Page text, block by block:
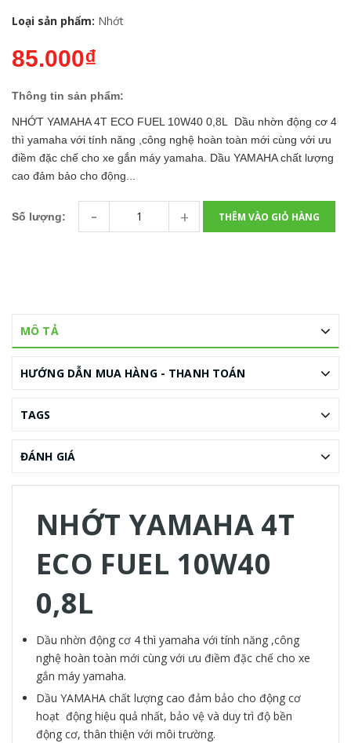
Loại sản phẩm: Nhớt
85.000₫
Thông tin sản phẩm:
NHỚT YAMAHA 4T ECO FUEL 10W40 0,8L Dầu nhờn động cơ 4
thì yamaha với tính năng ,công nghệ hoàn toàn mới cùng với ưu
điềm đặc chế cho xe gắn máy yamaha. Dầu YAMAHA chất lượng
cao đảm bảo cho động...
Số lượng: - + THÊM VÀO GIỎ HÀNG
MÔ TẢ
HƯỚNG DẪN MUA HÀNG - THANH TOÁN
TAGS
ĐÁNH GIÁ
NHỚT YAMAHA 4T
ECO FUEL 10W40
0,8L
Dầu nhờn động cơ 4 thì yamaha với tính năng ,công
nghệ hoàn toàn mới cùng với ưu điềm đặc chế cho xe
gắn máy yamaha.
Dầu YAMAHA chất lượng cao đảm bảo cho động cơ
hoạt động hiệu quả nhất, bảo vệ và duy trì độ bền
động cơ, thân thiện với môi trường.